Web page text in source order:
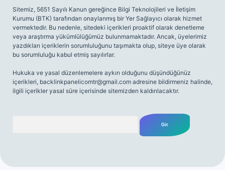
Sitemiz, 5651 Sayılı Kanun gereğince Bilgi Teknolojileri ve İletişim
Kurumu (BTK) tarafından onaylanmış bir Yer Sağlayıcı olarak hizmet
vermektedir. Bu nedenle, sitedeki içerikleri proaktif olarak denetleme
veya araştırma yükümlülüğümüz bulunmamaktadır. Ancak, üyelerimiz
yazdıkları içeriklerin sorumluluğunu taşımakta olup, siteye üye olarak
bu sorumluluğu kabul etmiş sayılırlar.
Hukuka ve yasal düzenlemelere aykırı olduğunu düşündüğünüz
içerikleri, backlinkpanelicomtr@gmail.com adresine bildirmeniz halinde,
ilgili içerikler yasal süre içerisinde sitemizden kaldırılacaktır.